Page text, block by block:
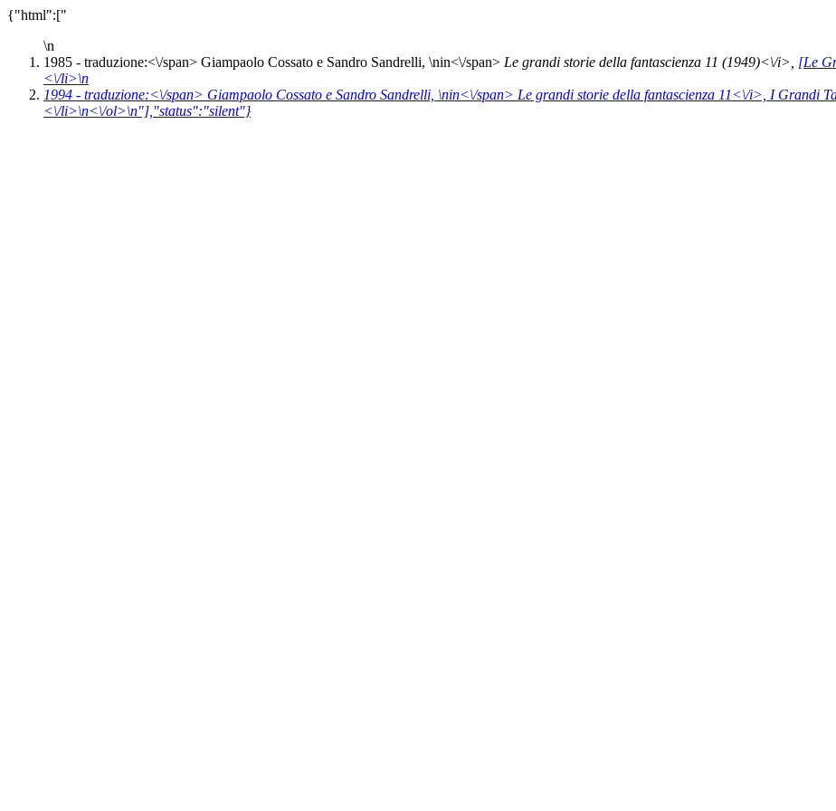
{"html":["
\n
1985 - traduzione:<\/span> Giampaolo Cossato e Sandro Sandrelli, \nin<\/span> Le grandi storie della fantascienza 11 (1949)<\/i>, [Le
<\/li>\n
1994 - traduzione:<\/span> Giampaolo Cossato e Sandro Sandrelli, \nin<\/span> Le grandi storie della fantascienza 11<\/i>, I Grandi
<\/li>\n<\/ol>\n"],"status":"silent"}